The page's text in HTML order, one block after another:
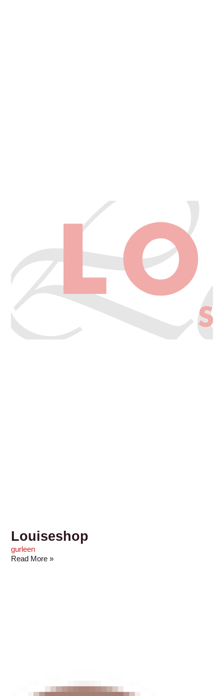
Louiseshop
gurleen
Read More »